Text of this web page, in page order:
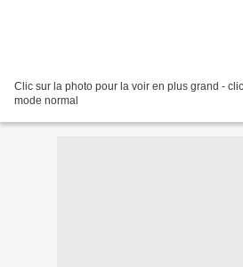
Clic sur la photo pour la voir en plus grand -
mode normal